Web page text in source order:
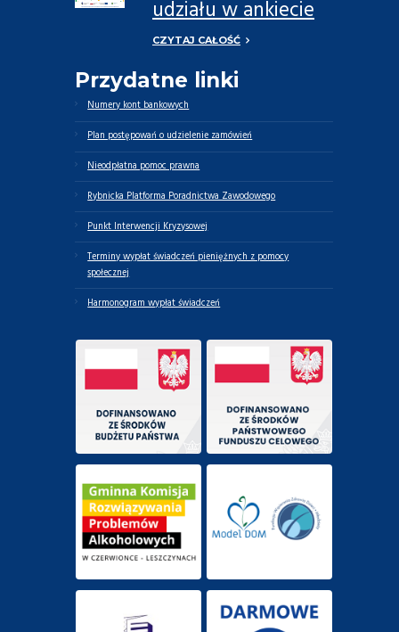
udziału w ankiecie
dotyczącej potrzeb
opiekunów
faktycznych oraz
osób zależnych
CZYTAJ CAŁOŚĆ
Przydatne linki
Numery kont bankowych
Plan postępowań o udzielenie zamówień
Nieodpłatna pomoc prawna
Rybnicka Platforma Poradnictwa Zawodowego
Punkt Interwencji Kryzysowej
Terminy wypłat świadczeń pieniężnych z pomocy
społecznej
Harmonogram wypłat świadczeń